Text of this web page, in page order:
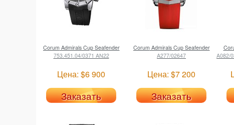
Corum Admirals Cup Seafender
753.451.04/0371 AN22
Цена: $6 900
Заказать
Corum Admirals Cup Seafender
A277/02647
Цена: $7 200
Заказать
A082/